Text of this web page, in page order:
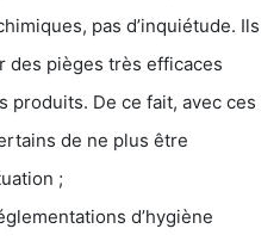
pas d’inquiétude. Ils
des pièges très efficaces
produits. De ce fait, avec ces
de ne plus être
;
d’hygiène